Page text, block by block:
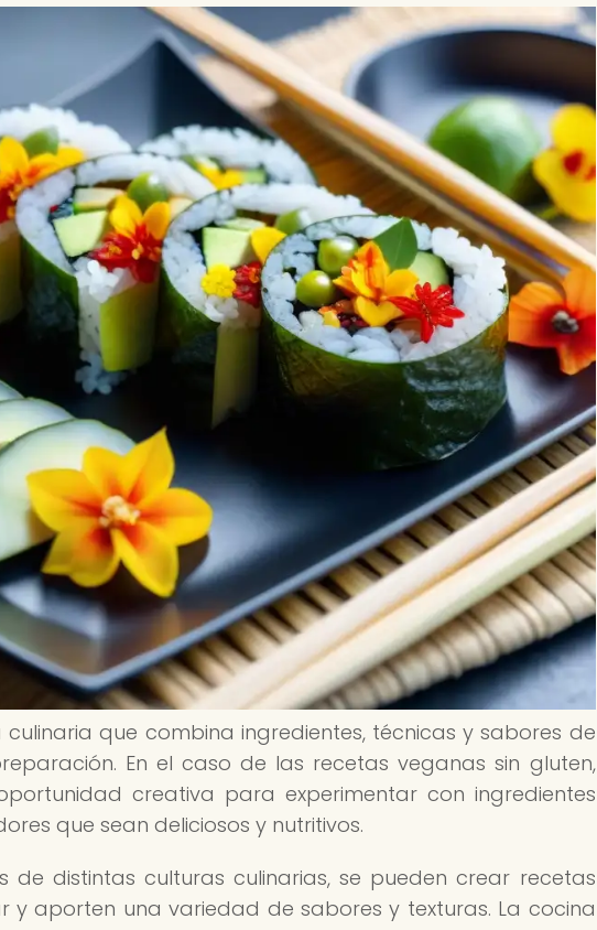
que combina ingredientes, técnicas y sabores de
En el caso de las recetas veganas sin gluten,
creativa para experimentar con ingredientes
que sean deliciosos y nutritivos.
de distintas culturas culinarias, se pueden crear recetas
aporten una variedad de sabores y texturas. La cocina